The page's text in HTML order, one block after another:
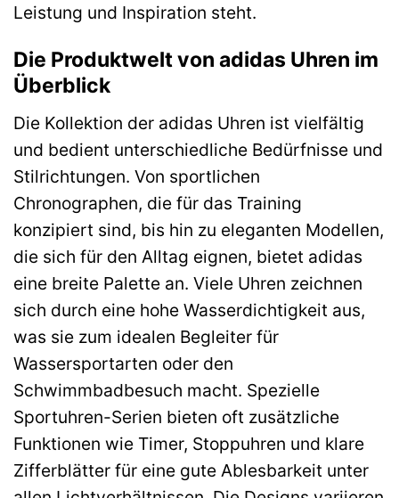
Leistung und Inspiration steht.
Die Produktwelt von adidas Uhren im
Überblick
Die Kollektion der adidas Uhren ist vielfältig
und bedient unterschiedliche Bedürfnisse und
Stilrichtungen. Von sportlichen
Chronographen, die für das Training
konzipiert sind, bis hin zu eleganten Modellen,
die sich für den Alltag eignen, bietet adidas
eine breite Palette an. Viele Uhren zeichnen
sich durch eine hohe Wasserdichtigkeit aus,
was sie zum idealen Begleiter für
Wassersportarten oder den
Schwimmbadbesuch macht. Spezielle
Sportuhren-Serien bieten oft zusätzliche
Funktionen wie Timer, Stoppuhren und klare
Zifferblätter für eine gute Ablesbarkeit unter